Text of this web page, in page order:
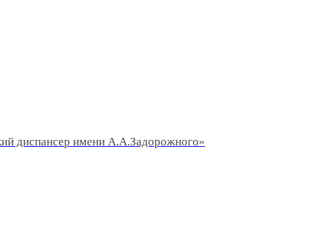
диспансер имени А.А.Задорожного»